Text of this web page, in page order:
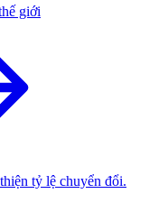
giới
tỷ lệ chuyển đổi.